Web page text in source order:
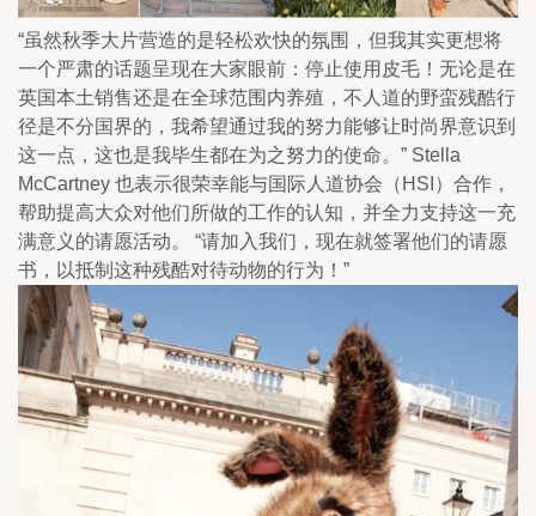
“虽然秋季大片营造的是轻松欢快的氛围，但我其实更想将
一个严肃的话题呈现在大家眼前：停止使用皮毛！无论是在
英国本土销售还是在全球范围内养殖，不人道的野蛮残酷行
径是不分国界的，我希望通过我的努力能够让时尚界意识到
这一点，这也是我毕生都在为之努力的使命。” Stella
McCartney 也表示很荣幸能与国际人道协会（HSI）合作，
帮助提高大众对他们所做的工作的认知，并全力支持这一充
满意义的请愿活动。 “请加入我们，现在就签署他们的请愿
书，以抵制这种残酷对待动物的行为！”